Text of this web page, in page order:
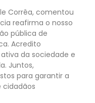
Corrêa, comentou
reafirma o nosso
pública de
Acredito
da sociedade e
Juntos,
para garantir a